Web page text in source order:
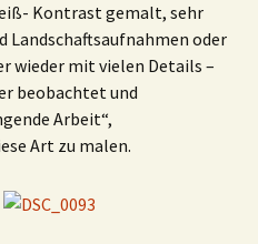
Kontrast gemalt, sehr
Landschaftsaufnahmen oder
wieder mit vielen Details –
beobachtet und
Arbeit“,
Art zu malen.